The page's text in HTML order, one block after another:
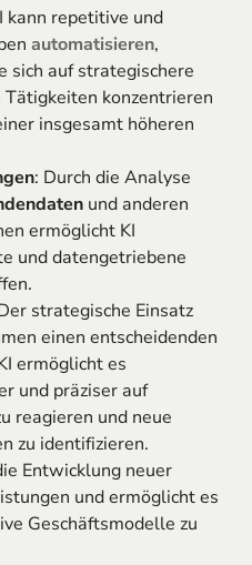
kann repetitive und
automatisieren,
sich auf strategischere
konzentrieren
insgesamt höheren
: Durch die Analyse
und anderen
ermöglicht KI
und datengetriebene
strategische Einsatz
einen entscheidenden
ermöglicht es
und präziser auf
reagieren und neue
zu identifizieren.
Entwicklung neuer
und ermöglicht es
Geschäftsmodelle zu